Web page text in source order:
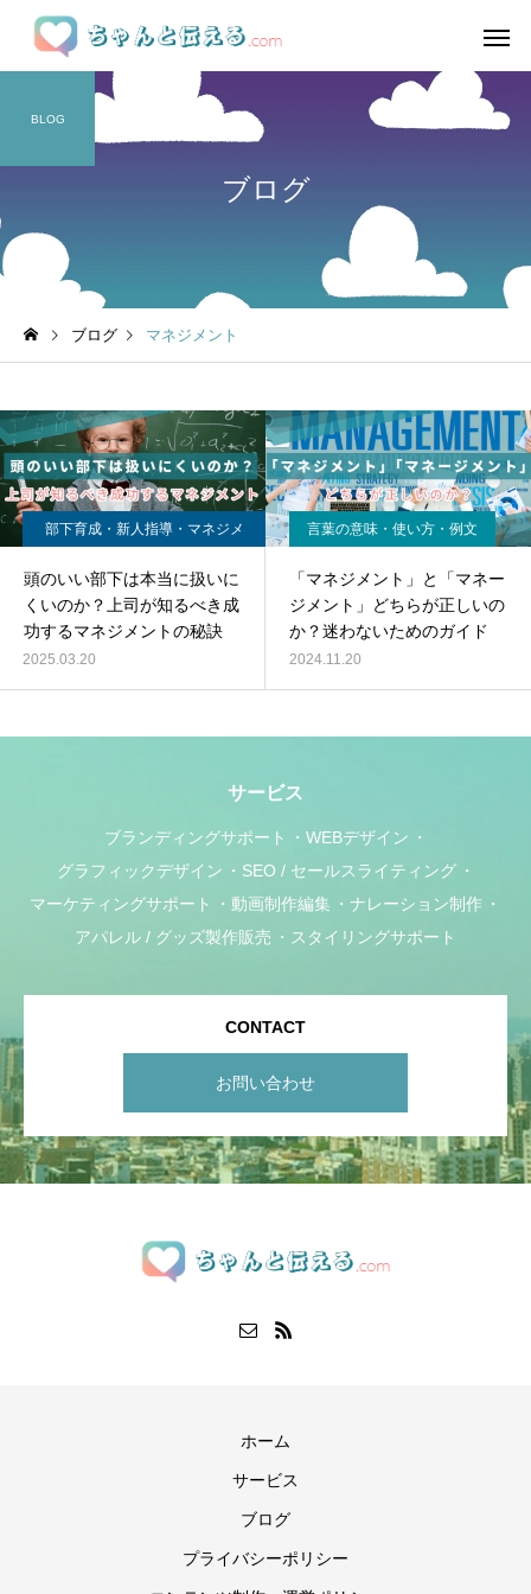
ブログ
BLOG
ブログ マネジメント
部下育成・新人指導・マネジメ
頭のいい部下は本当に扱いに
くいのか？上司が知るべき成
功するマネジメントの秘訣
2025.03.20
言葉の意味・使い方・例文
「マネジメント」と「マネー
ジメント」どちらが正しいの
か？迷わないためのガイド
2024.11.20
サービス
ブランディングサポート
WEBデザイン
グラフィックデザイン
SEO / セールスライティング
マーケティングサポート
動画制作編集
ナレーション制作
アパレル / グッズ製作販売
スタイリングサポート
CONTACT
お問い合わせ
ホーム
サービス
ブログ
プライバシーポリシー